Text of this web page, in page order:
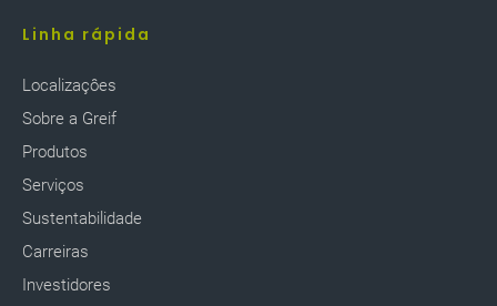
Linha rápida
Localizaçôes
Sobre a Greif
Produtos
Serviços
Sustentabilidade
Carreiras
Investidores